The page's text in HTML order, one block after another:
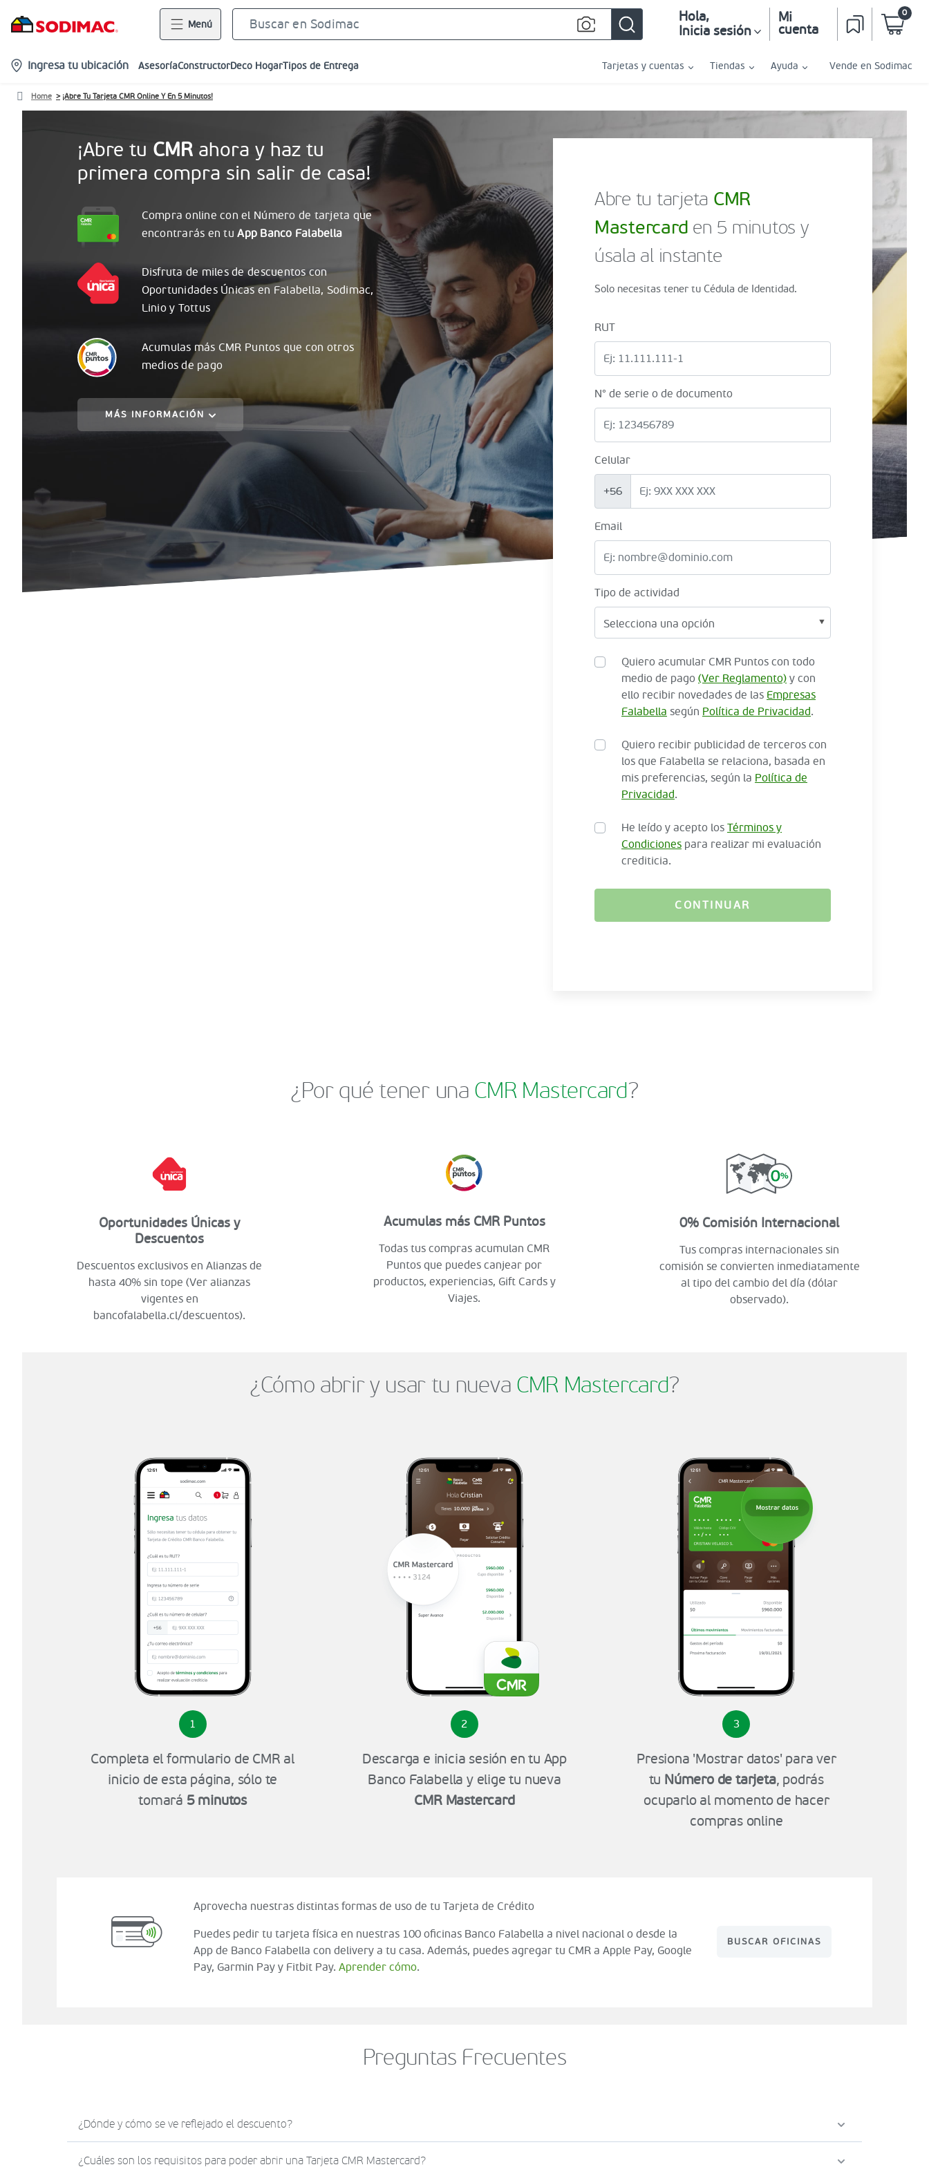
Menú Hola,
Inicia sesión
Mi
cuenta
0
location-
icon
Ingresa tu ubicación AsesoríaConstructorDeco HogarTipos de Entrega Tarjetas y cuentas Tiendas Ayuda Vende en Sodimac
Home ¡Abre Tu Tarjeta CMR Online Y En 5 Minutos!
¡Abre tu CMR ahora y haz tu
primera compra sin salir de casa!
Compra online con el Número de tarjeta que
encontrarás en tu App Banco Falabella
Disfruta de miles de descuentos con
OportunidadesÚnicasen Falabella, Sodimac,
Linio y Tottus
Acumulas más CMR Puntos que con otros
medios de pago
MÁS INFORMACIÓN
Abre tu tarjeta CMR
Mastercard en 5 minutos y
úsala al instante
Solo necesitas tener tu Cédula de Identidad.
RUT
N° de serie o de documento
Celular
+56
Email
Tipo de actividad
Quiero acumular CMR Puntos con todo
medio de pago (Ver Reglamento) y con
ello recibir novedades de las Empresas
Falabella según Política de Privacidad.
Quiero recibir publicidad de terceros con
los que Falabella se relaciona, basada en
mis preferencias, según la Política de
Privacidad.
He leído y acepto los Términos y
Condiciones para realizar mi evaluación
crediticia.
CONTINUAR
¿Por qué tener una CMR Mastercard?
Oportunidades Únicas y
Descuentos
Descuentos exclusivos en Alianzas de
hasta 40% sin tope (Ver alianzas
vigentes en
bancofalabella.cl/descuentos).
Acumulas más CMR Puntos
Todas tus compras acumulan CMR
Puntos que puedes canjear por
productos, experiencias, Gift Cards y
Viajes.
0% Comisión Internacional
Tus compras internacionales sin
comisión se convierten inmediatamente
al tipo del cambio del día (dólar
observado).
¿Cómo abrir y usar tu nueva CMR Mastercard?
1
Completa el formulario de CMR al
inicio de esta página, sólo te
tomará 5 minutos
2
Descarga e inicia sesión en tu App
Banco Falabella y elige tu nueva
CMR Mastercard
3
Presiona 'Mostrar datos' para ver
tu Número de tarjeta, podrás
ocuparlo al momento de hacer
compras online
Aprovecha nuestras distintas formas de uso de tu Tarjeta de Crédito
Puedes pedir tu tarjeta física en nuestras 100 oficinas Banco Falabella a nivel nacional o desde la
App de Banco Falabella con delivery a tu casa. Además, puedes agregar tu CMR a Apple Pay, Google
Pay, Garmin Pay y Fitbit Pay. Aprender cómo.
BUSCAR OFICINAS
Preguntas Frecuentes
¿Dónde y cómo se ve reflejado el descuento?
¿Cuáles son los requisitos para poder abrir una Tarjeta CMR Mastercard?